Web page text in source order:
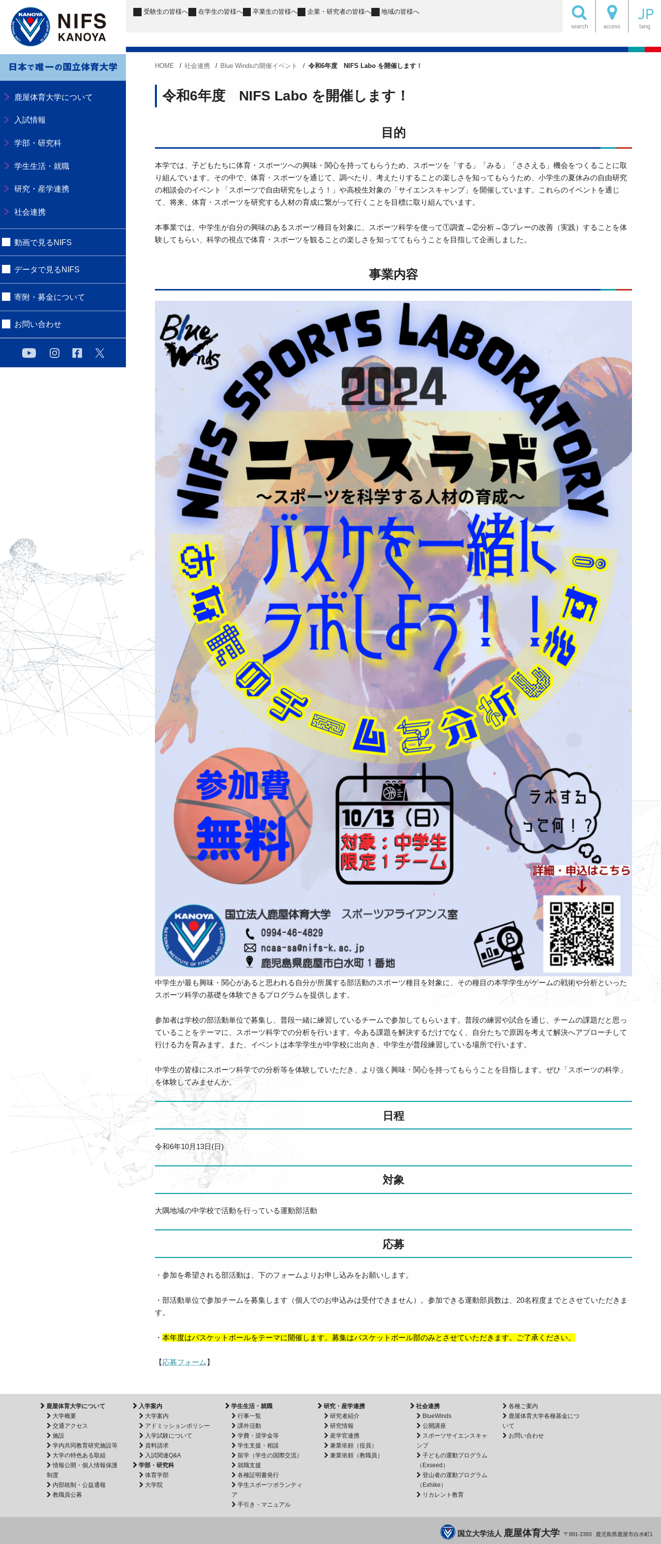
鹿屋体育大学について
入試情報
学部・研究科
学生生活・就職
研究・産学連携
社会連携
動画で見るNIFS
データで見るNIFS
寄附・募金について
お問い合わせ
受験生の皆様へ 在学生の皆様へ 卒業生の皆様へ 企業・研究者の皆様へ 地域の皆様へ
HOME 社会連携 Blue Windsの開催イベント 令和6年度 NIFS Labo を開催します！
令和6年度 NIFS Labo を開催します！
目的
本学では、子どもたちに体育・スポーツへの興味・関心を持ってもらうため、スポーツを「する」「みる」「ささえる」機会をつくることに取
り組んでいます。その中で、体育・スポーツを通じて、調べたり、考えたりすることの楽しさを知ってもらうため、小学生の夏休みの自由研究
の相談会のイベント「スポーツで自由研究をしよう！」や高校生対象の「サイエンスキャンプ」を開催しています。これらのイベントを通じ
て、将来、体育・スポーツを研究する人材の育成に繋がって行くことを目標に取り組んでいます。
本事業では、中学生が自分の興味のあるスポーツ種目を対象に、スポーツ科学を使って①調査→②分析→③プレーの改善（実践）することを体
験してもらい、科学の視点で体育・スポーツを観ることの楽しさを知っててもらうことを目指して企画しました。
事業内容
中学生が最も興味・関心があると思われる自分が所属する部活動のスポーツ種目を対象に、その種目の本学学生がゲームの戦術や分析といった
スポーツ科学の基礎を体験できるプログラムを提供します。
参加者は学校の部活動単位で募集し、普段一緒に練習しているチームで参加してもらいます。普段の練習や試合を通じ、チームの課題だと思っ
ていることをテーマに、スポーツ科学での分析を行います。今ある課題を解決するだけでなく、自分たちで原因を考えて解決へアプローチして
行ける力を育みます。また、イベントは本学学生が中学校に出向き、中学生が普段練習している場所で行います。
中学生の皆様にスポーツ科学での分析等を体験していただき、より強く興味・関心を持ってもらうことを目指します。ぜひ「スポーツの科学」
を体験してみませんか。
日程
令和6年10月13日(日)
対象
大隅地域の中学校で活動を行っている運動部活動
応募
・参加を希望される部活動は、下のフォームよりお申し込みをお願いします。
・部活動単位で参加チームを募集します（個人でのお申込みは受付できません）。参加できる運動部員数は、20名程度までとさせていただきま
す。
・ 本年度はバスケットボールをテーマに開催します。募集はバスケットボール部のみとさせていただきます。ご了承ください。
【応募フォーム】
鹿屋体育大学について
大学概要
交通アクセス
施設
学内共同教育研究施設等
大学の特色ある取組
情報公開・個人情報保護
制度
内部統制・公益通報
教職員公募
入学案内
大学案内
アドミッションポリシー
入学試験について
資料請求
入試関連Q&A
学部・研究科
体育学部
大学院
学生生活・就職
行事一覧
課外活動
学費・奨学金等
学生支援・相談
留学（学生の国際交流）
就職支援
各種証明書発行
学生スポーツボランティ
ア
手引き・マニュアル
研究・産学連携
研究者紹介
研究情報
産学官連携
兼業依頼（役員）
兼業依頼（教職員）
社会連携
BlueWinds
公開講座
スポーツサイエンスキャ
ンプ
子どもの運動プログラム
（Exseed）
登山者の運動プログラム
（Exhike）
リカレント教育
各種ご案内
鹿屋体育大学各種基金につ
いて
お問い合わせ
国立大学法人 鹿屋体育大学 891-2393 鹿児島県鹿屋市白水町1